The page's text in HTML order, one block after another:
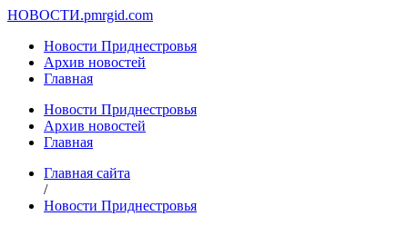
НОВОСТИ.pmrgid.com
Новости Приднестровья
Архив новостей
Главная
Новости Приднестровья
Архив новостей
Главная
Главная сайта
/
Новости Приднестровья